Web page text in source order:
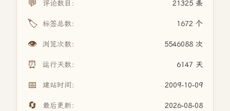
💬 评论数目： 21325 条
🏷️ 标签总数： 1672 个
👁️ 浏览次数： 5546088 次
⏰ 运行天数： 6147 天
📅 建站时间： 2009-10-09
🔄 最后更新： 2026-08-08